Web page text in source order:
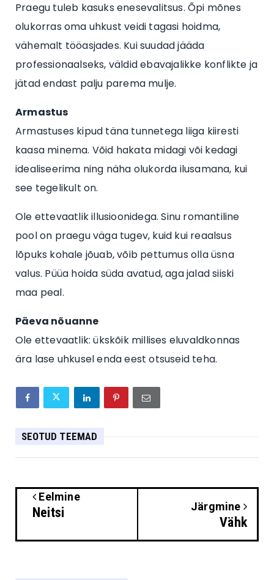
Praegu tuleb kasuks enesevalitsus. Õpi mõnes
olukorras oma uhkust veidi tagasi hoidma,
vähemalt tööasjades. Kui suudad jääda
professionaalseks, väldid ebavajalikke konflikte ja
jätad endast palju parema mulje.
Armastus
Armastuses kipud täna tunnetega liiga kiiresti
kaasa minema. Võid hakata midagi või kedagi
idealiseerima ning näha olukorda ilusamana, kui
see tegelikult on.
Ole ettevaatlik illusioonidega. Sinu romantiline
pool on praegu väga tugev, kuid kui reaalsus
lõpuks kohale jõuab, võib pettumus olla üsna
valus. Püüa hoida süda avatud, aga jalad siiski
maa peal.
Päeva nõuanne
Ole ettevaatlik: ükskõik millises eluvaldkonnas
ära lase uhkusel enda eest otsuseid teha.
SEOTUD TEEMAD
Eelmine
Neitsi Järgmine
Vähk